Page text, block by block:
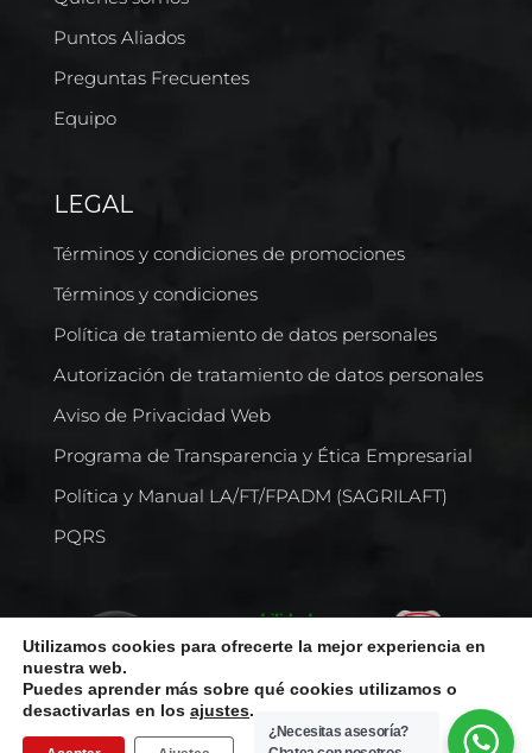
Puntos Aliados
Preguntas Frecuentes
Equipo
LEGAL
Términos y condiciones de promociones
Términos y condiciones
Política de tratamiento de datos personales
Autorización de tratamiento de datos personales
Aviso de Privacidad Web
Programa de Transparencia y Ética Empresarial
Política y Manual LA/FT/FPADM (SAGRILAFT)
PQRS
Utilizamos cookies para ofrecerte la mejor experiencia en
nuestra web.
Puedes aprender más sobre qué cookies utilizamos o
desactivarlas en los ajustes.
¿Necesitas asesoría?